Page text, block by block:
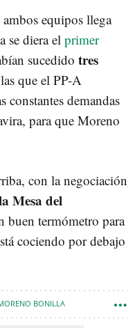
equipos llega
se diera el primer
sucedido tres
que el PP-A
constantes demandas
para que Moreno
con la negociación
Mesa del
buen termómetro para
cociendo por debajo
BONILLA